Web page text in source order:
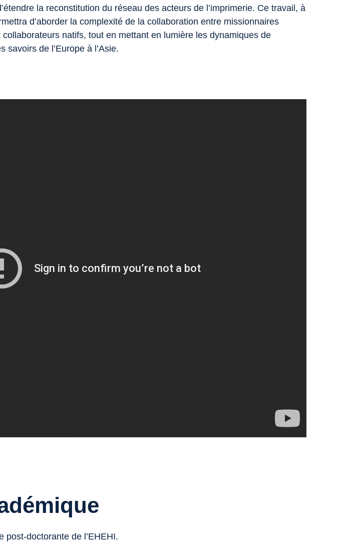
la reconstitution du réseau des acteurs de l’imprimerie. Ce travail, à
d’aborder la complexité de la collaboration entre missionnaires
natifs, tout en mettant en lumière les dynamiques de
savoirs de l’Europe à l’Asie.
post-doctorante de l’EHEHI.